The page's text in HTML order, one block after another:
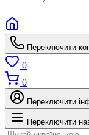
Переключити
0
0
Переключити
Переключити